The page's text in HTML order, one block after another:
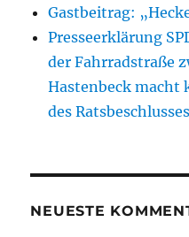
Gastbeitrag:
Presseerklärung
der Fahrradstraße
Hastenbeck macht
des
NEUESTE